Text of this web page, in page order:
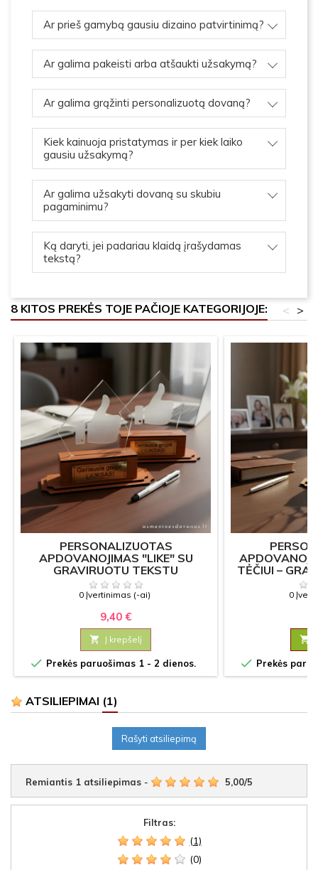
Ar prieš gamybą gausiu dizaino patvirtinimą?
Ar galima pakeisti arba atšaukti užsakymą?
Ar galima grąžinti personalizuotą dovaną?
Kiek kainuoja pristatymas ir per kiek laiko
gausiu užsakymą?
Ar galima užsakyti dovaną su skubiu
pagaminimu?
Ką daryti, jei padariau klaidą įrašydamas
tekstą?
8 KITOS PREKĖS TOJE PAČIOJE KATEGORIJOJE: >
<
PERSONALIZUOTAS
APDOVANOJIMAS "LIKE" SU
GRAVIRUOTU TEKSTU
0 Įvertinimas (-ai)
9,40 €
 Į krepšelį
 Prekės paruošimas 1 - 2 dienos.
TĖČIUI –
0

 Prekės
ATSILIEPIMAI (1)
Rašyti atsiliepimą
Remiantis 1 atsiliepimas - 5,00/5
Filtras:
(1)
(0)